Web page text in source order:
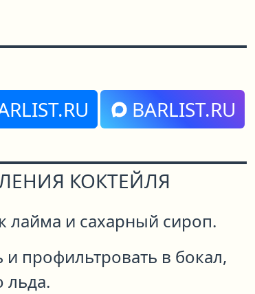
BARLIST.RU
КОКТЕЙЛЯ
лайма и сахарный сироп.
и профильтровать в бокал,
льда.